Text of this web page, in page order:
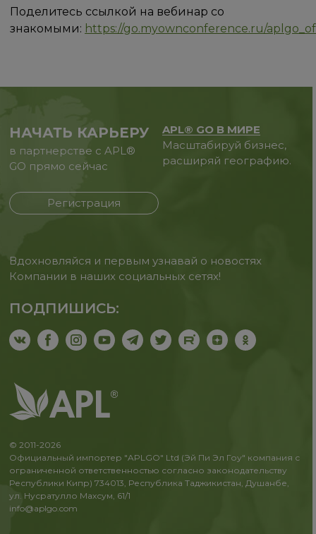
Поделитесь ссылкой на вебинар со
знакомыми: https://go.myownconference.ru/
НАЧАТЬ КАРЬЕРУ
в партнерстве с APL®
GO прямо сейчас
Регистрация
APL® GO В МИРЕ
Масштабируй бизнес,
расширяй географию.
Вдохновляйся и первым узнавай о новостях
Компании в наших социальных сетях!
ПОДПИШИСЬ:
© 2011-2026
Официальный импортер "APLGO" Ltd (Эй Пи Эл Гоу" компания с
ограниченной ответственностью согласно законодательству
Республики Кипр) 734013, Республика Таджикистан, Душанбе,
ул. Нусратулло Махсум, 61/1
info@aplgo.com